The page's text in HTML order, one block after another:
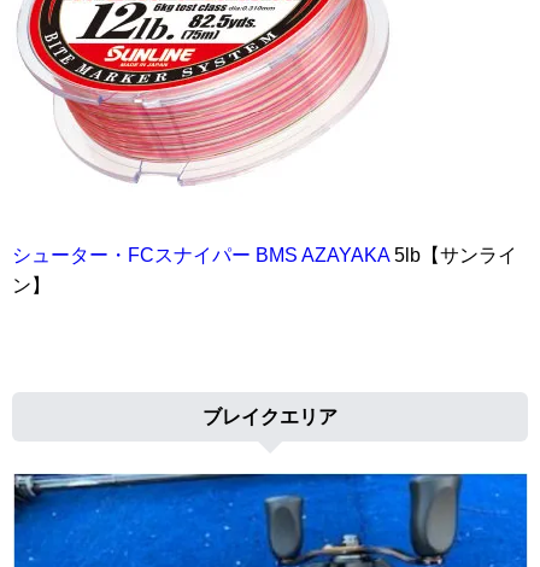
シューター・FCスナイパー BMS AZAYAKA5lb【サンライ
ン】
ブレイクエリア